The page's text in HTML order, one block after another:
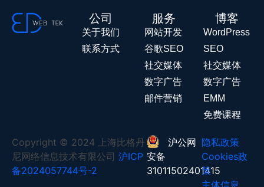
公司
关于我们
联系方式
服务
网站开发
谷歌SEO
社交媒体
数字广告
邮件营销
博客
WordPress
SEO
社交媒体
数字广告
EMM
免费课程
Copyright © 2024 上海比格丹
尼网络信息技术有限公司 沪ICP
备2024057744号-2
沪公网
安备
31011502401415
隐私政策
Cookies政
策